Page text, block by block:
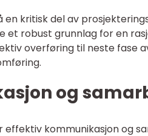
kritisk del av
et robust grunnlag for en
overføring til neste fase
og
effektiv kommunikasjon og